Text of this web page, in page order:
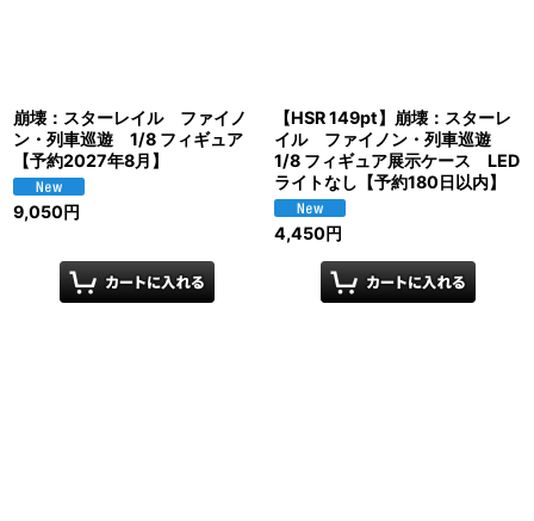
崩壊：スターレイル ファイノ
ン・列車巡遊 1/8 フィギュア
【予約2027年8月】
9,050円
【HSR 149pt】崩壊：スターレ
イル ファイノン・列車巡遊
1/8 フィギュア展示ケース LED
ライトなし【予約180日以内】
4,450円